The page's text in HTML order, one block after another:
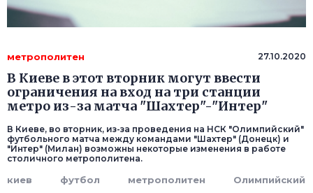
метрополитен 27.10.2020
В Киеве в этот вторник могут ввести
ограничения на вход на три станции
метро из-за матча "Шахтер"-"Интер"
В Киеве, во вторник, из-за проведения на НСК "Олимпийский"
футбольного матча между командами "Шахтер" (Донецк) и
"Интер" (Милан) возможны некоторые изменения в работе
столичного метрополитена.
киев футбол метрополитен Олимпийский